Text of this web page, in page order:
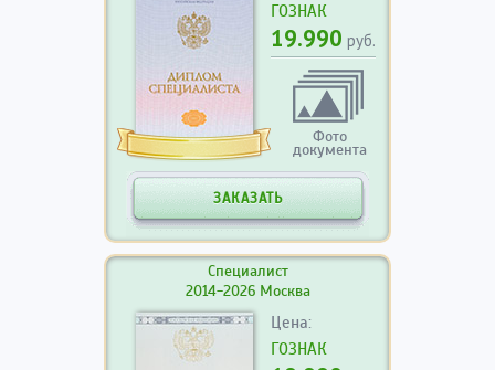
ГОЗНАК
19.990 руб.
Фото
документа
ЗАКАЗАТЬ
Специалист
2014-2026 Москва
Цена:
ГОЗНАК